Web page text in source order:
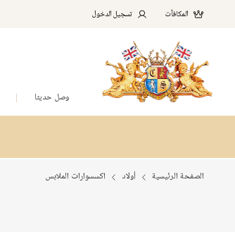
المكافآت تسجيل الدخول
وصل حديثا
الصفحة الرئيسية أولاد اكسسوارات الملابس